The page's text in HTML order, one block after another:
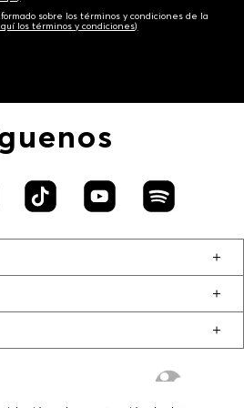
sobre los términos y condiciones de la
los términos y condiciones)